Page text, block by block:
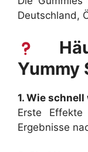
Deutschland,
Yummy
1. Wie
Erste
Ergebnisse